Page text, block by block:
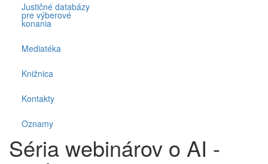
Justičné databázy
pre výberové
konania
Mediatéka
Knižnica
Kontakty
Oznamy
Séria webinárov o AI -